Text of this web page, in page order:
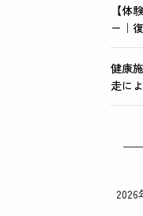
【体
ー｜
健康
走に
2026